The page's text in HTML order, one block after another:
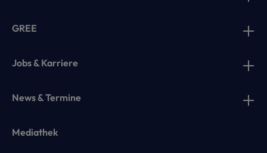
GREE
Jobs & Karriere
News & Termine
Mediathek